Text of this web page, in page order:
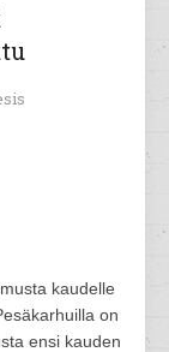
kaudelle
on
ensi kauden